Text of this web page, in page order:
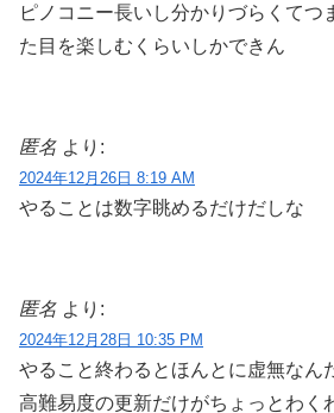
ピノコニー長いし分かりづらくてつ
た目を楽しむくらいしかできん
匿名 より:
2024年12月26日 8:19 AM
やることは数字眺めるだけだしな
匿名 より:
2024年12月28日 10:35 PM
やること終わるとほんとに虚無なん
高難易度の更新だけがちょっとわく